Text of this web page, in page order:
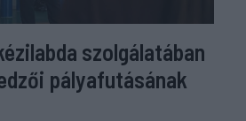
szolgálatában
pályafutásának